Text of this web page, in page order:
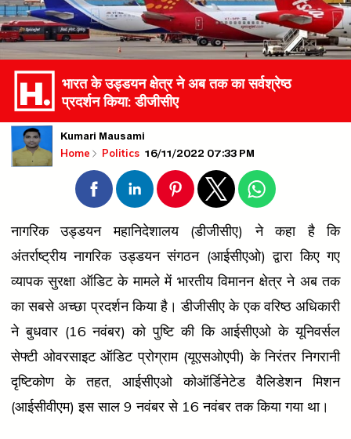
भारत के उड्डयन क्षेत्र ने अब तक का सर्वश्रेष्ठ
प्रदर्शन किया: डीजीसीए
Kumari Mausami
Home Politics 16/11/2022 07:33 PM
नागरिक उड्डयन महानिदेशालय (डीजीसीए) ने कहा है कि
अंतर्राष्ट्रीय नागरिक उड्डयन संगठन (आईसीएओ) द्वारा किए गए
व्यापक सुरक्षा ऑडिट के मामले में भारतीय विमानन क्षेत्र ने अब तक
का सबसे अच्छा प्रदर्शन किया है। डीजीसीए के एक वरिष्ठ अधिकारी
ने बुधवार (16 नवंबर) को पुष्टि की कि आईसीएओ के यूनिवर्सल
सेफ्टी ओवरसाइट ऑडिट प्रोग्राम (यूएसओएपी) के निरंतर निगरानी
दृष्टिकोण के तहत, आईसीएओ कोऑर्डिनेटेड वैलिडेशन मिशन
(आईसीवीएम) इस साल 9 नवंबर से 16 नवंबर तक किया गया था।